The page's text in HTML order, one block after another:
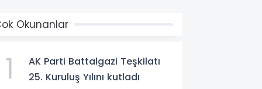
Okunanlar
1
AK Parti Battalgazi Teşkilatı
25. Kuruluş Yılını kutladı